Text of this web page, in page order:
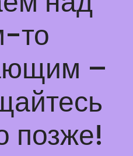
то
–
позже!